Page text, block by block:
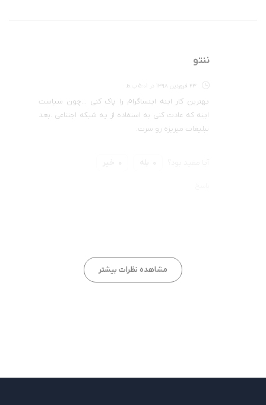
ننتو
23 فروردین 1398 در 5:01 ب.ظ
بهترین کار اینه اینساگرام را پاک کنی …چون سیاست
اینه که عادت کنی به استفاده از یه شبکه اجتناعی .بعد
تبلیغات میریزه رو سرت.
مشاهده نظرات بیشتر